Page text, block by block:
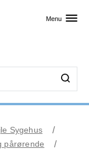
Menu
Sygehus
pårørende